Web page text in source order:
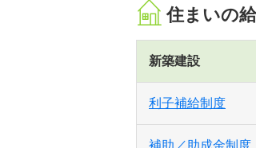
住まいの
新築建設
利子補給制度
補助／助成金制度